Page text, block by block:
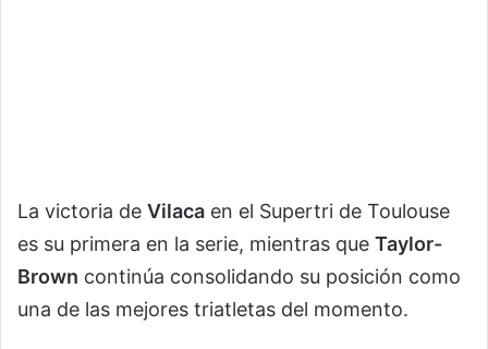
La victoria de Vilaca en el Supertri de Toulouse
es su primera en la serie, mientras que Taylor-
Brown continúa consolidando su posición como
una de las mejores triatletas del momento.